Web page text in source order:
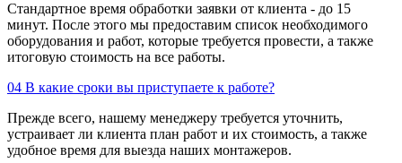
Стандартное время обработки заявки от клиента - до 15
минут. После этого мы предоставим список необходимого
оборудования и работ, которые требуется провести, а также
итоговую стоимость на все работы.
04 В какие сроки вы приступаете к работе?
Прежде всего, нашему менеджеру требуется уточнить,
устраивает ли клиента план работ и их стоимость, а также
удобное время для выезда наших монтажеров.